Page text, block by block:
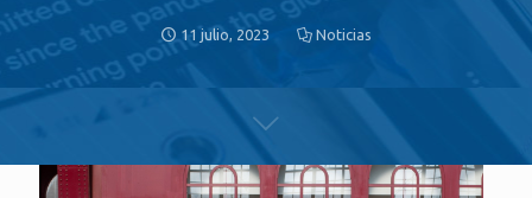
11 julio, 2023 Noticias